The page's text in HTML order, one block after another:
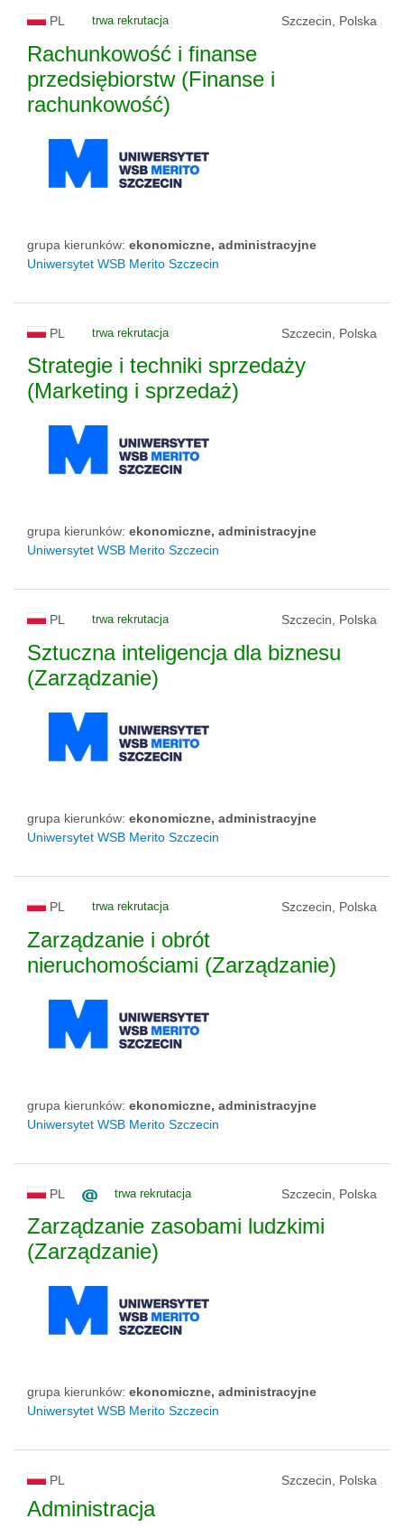
PL trwa rekrutacja Szczecin, Polska
Rachunkowość i finanse
przedsiębiorstw (Finanse i
rachunkowość)
grupa kierunków: ekonomiczne, administracyjne
Uniwersytet WSB Merito Szczecin
PL trwa rekrutacja Szczecin, Polska
Strategie i techniki sprzedaży
(Marketing i sprzedaż)
grupa kierunków: ekonomiczne, administracyjne
Uniwersytet WSB Merito Szczecin
PL trwa rekrutacja Szczecin, Polska
Sztuczna inteligencja dla biznesu
(Zarządzanie)
grupa kierunków: ekonomiczne, administracyjne
Uniwersytet WSB Merito Szczecin
PL trwa rekrutacja Szczecin, Polska
Zarządzanie i obrót
nieruchomościami (Zarządzanie)
grupa kierunków: ekonomiczne, administracyjne
Uniwersytet WSB Merito Szczecin
PL trwa rekrutacja Szczecin, Polska
Zarządzanie zasobami ludzkimi
(Zarządzanie)
grupa kierunków: ekonomiczne, administracyjne
Uniwersytet WSB Merito Szczecin
PL Szczecin, Polska
Administracja